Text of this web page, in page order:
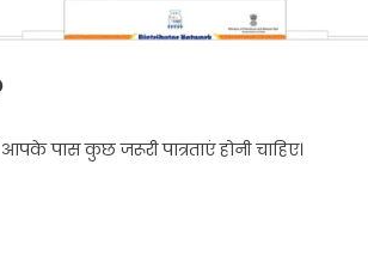
पास कुछ जरूरी पात्रताएं होनी चाहिए।